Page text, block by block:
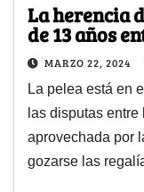
La herencia
de 13 años
MARZO 22, 2024
La pelea está en
las disputas
aprovechada por
gozarse las